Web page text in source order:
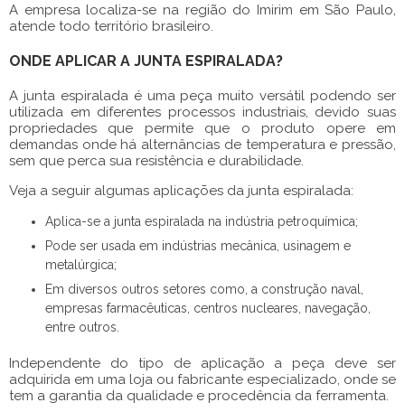
A empresa localiza-se na região do Imirim em São Paulo,
atende todo território brasileiro.
ONDE APLICAR A JUNTA ESPIRALADA?
A junta espiraladaé uma peça muito versátil podendo ser
utilizada em diferentes processos industriais, devido suas
propriedades que permite que o produto opere em
demandas onde há alternâncias de temperatura e pressão,
sem que perca sua resistência e durabilidade.
Veja a seguir algumas aplicações da junta espiralada:
Aplica-se a junta espiralada na indústria petroquímica;
Pode ser usada em indústrias mecânica, usinagem e
metalúrgica;
Em diversos outros setores como, a construção naval,
empresas farmacêuticas, centros nucleares, navegação,
entre outros.
Independente do tipo de aplicação a peça deve ser
adquirida em uma loja ou fabricante especializado, onde se
tem a garantia da qualidade e procedência da ferramenta.